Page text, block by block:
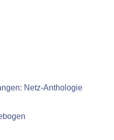
Netz-Anthologie